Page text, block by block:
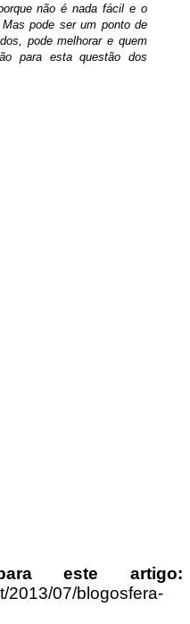
não é nada fácil e o
pode ser um ponto de
pode melhorar e quem
para esta questão dos
este artigo:
2013/07/blogosfera-